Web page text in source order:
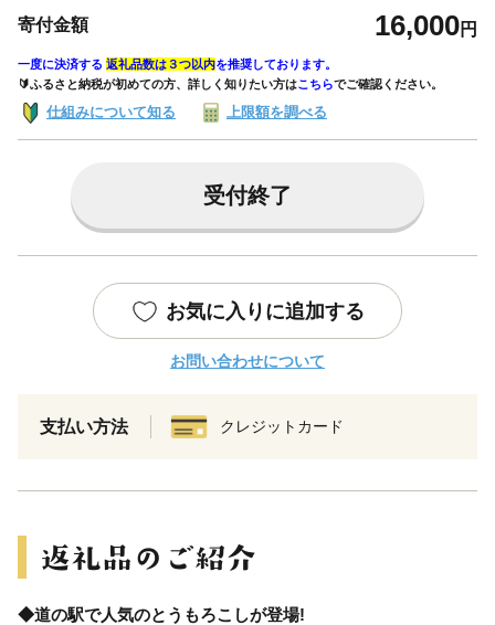
寄付金額 16,000円
一度に決済する 返礼品数は３つ以内を推奨しております。
🔰ふるさと納税が初めての方、詳しく知りたい方はこちらでご確認ください。
仕組みについて知る 上限額を調べる
受付終了
お気に入りに追加する
お問い合わせについて
支払い方法 クレジットカード
◆道の駅で人気のとうもろこしが登場!